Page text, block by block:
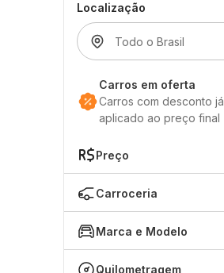
Localização
Carros em oferta
Carros com desconto já
aplicado ao preço final
Preço
Carroceria
Marca e Modelo
Quilometragem